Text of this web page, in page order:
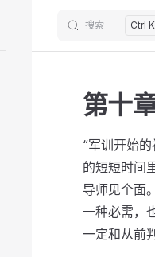
搜索 Ctrl K
第十
“军训开始
的短短时间
导师见个面
一种必需，
一定和从前